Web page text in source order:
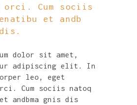
orci. Cum sociis
et andb
dolor sit amet,
adipiscing elit. In
leo, eget
Cum sociis natoq
andbma gnis dis